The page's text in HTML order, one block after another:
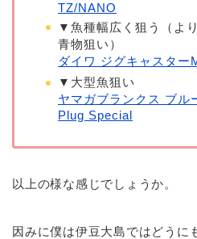
TZ/NANO
▼魚種幅広く狙う（よ
青物狙い）
ダイワ ジグキャスター
▼大型魚狙い
ヤマガブランクス ブル
Plug Special
以上の様な感じでしょうか。
因みに僕は伊豆大島ではどうに